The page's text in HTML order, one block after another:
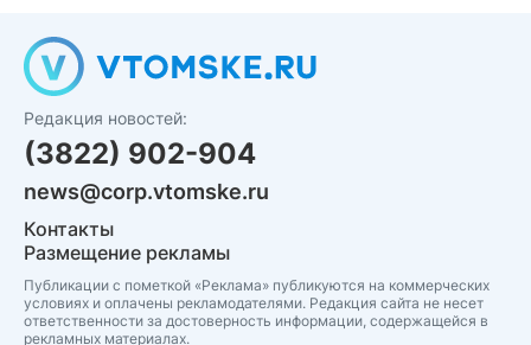
Редакция новостей:
(3822) 902-904
news@corp.vtomske.ru
Контакты
Размещение рекламы
Публикации с пометкой «Реклама» публикуются на коммерческих
условиях и оплачены рекламодателями. Редакция сайта не несет
ответственности за достоверность информации, содержащейся в
рекламных материалах.